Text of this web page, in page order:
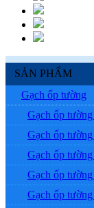
SẢN PHẨM
Gạch ốp tường
Gạch ốp
Gạch ốp
Gạch ốp
Gạch ốp
Gạch ốp